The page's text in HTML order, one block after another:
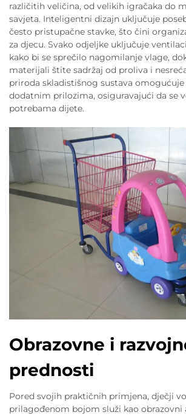
različitih veličina, od velikih igračaka do
savjeta. Inteligentni dizajn uključuje
često pristupačne stavke, što čini
za djecu. Svako odjeljke uključuje
kako bi se sprečilo nagomilanje vlage,
materijali štite sadržaj od proliva i
priroda skladistišnog sustava
dodatnim prilozima, osiguravajući da se
potrebama dijete.
Obrazovne i
prednosti
Pored svojih praktičnih primjena, dječji
prilagođenom bojom služi kao obrazovni